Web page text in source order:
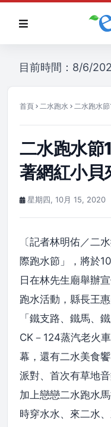
目前時間：8/6/
首頁 二水跑水 二水跑水
二水跑水節
著網紅小貝
星期四, 10月 15, 2020
〔記者林明佑／二
際跑水節」，將於
日在林先生廟舉辦
跑水活動，縣長王
「鐵支路、鐵馬、
CK－124蒸汽老火
幕，還有二水美食
派對、首次有草地
加上戀戀二水跑水
時穿水水、來二水、